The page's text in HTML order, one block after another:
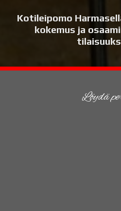
Kotileipomo
kokemus ja
Löydä